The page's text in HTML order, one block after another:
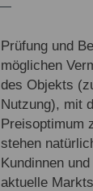
Prüfung und
möglichen
des Objekts
Nutzung), mit
Preisoptimum
stehen
Kundinnen
aktuelle